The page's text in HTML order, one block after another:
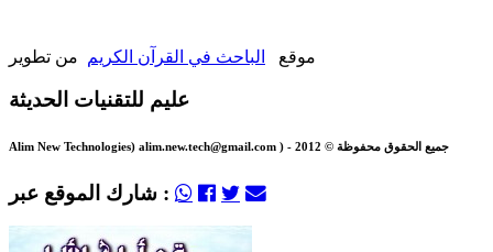
موقع الباحث في القرآن الكريم
عليم للتقنيات الحديثة
Alim New Technologies) alim.new.tech@gmail.com ) - جميع الحقوق محفوظة © 2012
شارك الموقع عبر :